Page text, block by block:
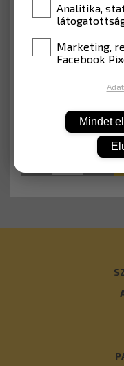
EGP
4 586 Ft
Nettó: 3 611 Ft
Analitika,
Marketing,
Facebook
Mindet